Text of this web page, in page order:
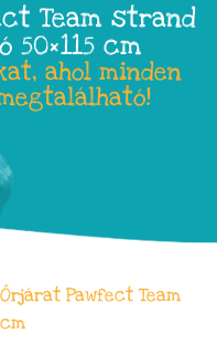
Team strand
cm
ahol minden
Pawfect Team